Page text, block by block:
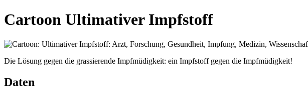
Cartoon Ultimativer Impfstoff
Die Lösung gegen die grassierende Impfmüdigkeit: ein Impfstoff gegen die Impfmüdigkeit!
Daten